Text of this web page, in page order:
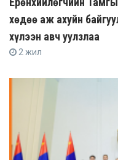
хөдөө аж ахуйн
хүлээн авч уулзлаа
2 жил